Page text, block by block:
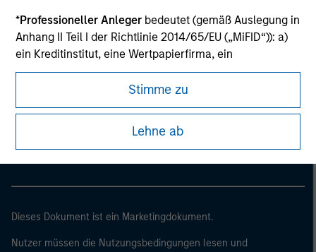
*Professioneller Anleger bedeutet (gemäß Auslegung in
Anhang II Teil I der Richtlinie 2014/65/EU („MiFID“)): a)
ein Kreditinstitut, eine Wertpapierfirma, ein
zugelassenes oder beaufsichtigtes Finanzinstitut, eine
Versicherungsgesellschaft, ein Organismus für
gemeinsame Anlagen oder dessen
dessen Verwaltungsgesellschaft, ein Warenhändler
auf den Finanzmärkten zugelassen sein oder
das mindestens zwei der folgenden
Größenanforderungen auf Unternehmensbasis erfüllt: (i)
Stimme zu
Lehne ab
Morgan Stanley Careers
Dieses Dokument ist ein Marketingdokument.
Nutzer müssen die Nutzungsbedingungen lesen und